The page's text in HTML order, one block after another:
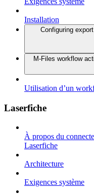
Installation
Configuring
M-Files workflow
Utilisation d’un
Laserfiche
À propos du
Laserfiche
Architecture
Exigences système